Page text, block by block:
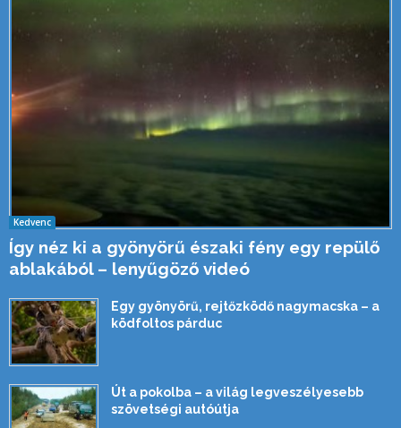
Kedvenc
Így néz ki a gyönyörű északi fény egy repülő
ablakából – lenyűgöző videó
Egy gyönyörű, rejtőzködő nagymacska – a
ködfoltos párduc
Út a pokolba – a világ legveszélyesebb
szövetségi autóútja